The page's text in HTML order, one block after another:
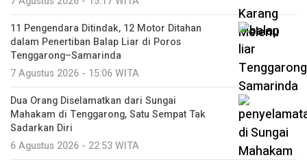
11 Pengendara Ditindak, 12 Motor Ditahan
dalam Penertiban Balap Liar di Poros
Tenggarong–Samarinda
7 Agustus 2026 - 15:06 WITA
Dua Orang Diselamatkan dari Sungai
Mahakam di Tenggarong, Satu Sempat Tak
Sadarkan Diri
6 Agustus 2026 - 22:53 WITA